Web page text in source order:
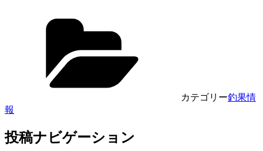
カテゴリー釣果情
報
投稿ナビゲーション